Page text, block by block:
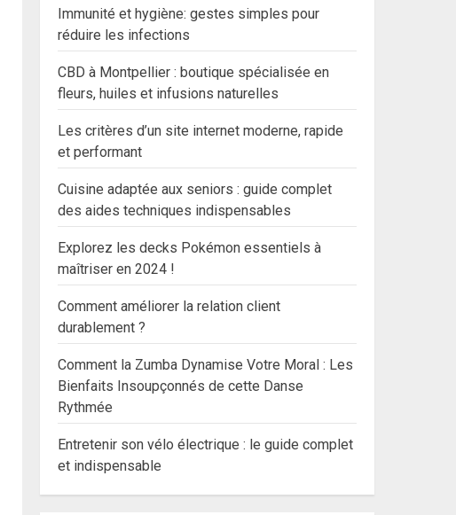
Immunité et hygiène: gestes simples pour
réduire les infections
CBD à Montpellier : boutique spécialisée en
fleurs, huiles et infusions naturelles
Les critères d’un site internet moderne, rapide
et performant
Cuisine adaptée aux seniors : guide complet
des aides techniques indispensables
Explorez les decks Pokémon essentiels à
maîtriser en 2024 !
Comment améliorer la relation client
durablement ?
Comment la Zumba Dynamise Votre Moral : Les
Bienfaits Insoupçonnés de cette Danse
Rythmée
Entretenir son vélo électrique : le guide complet
et indispensable